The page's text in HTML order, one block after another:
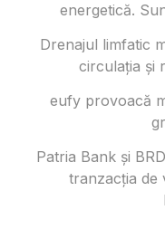
energetică.
Drenajul limfatic
circulația și
eufy provoacă
Patria Bank și
tranzacția de